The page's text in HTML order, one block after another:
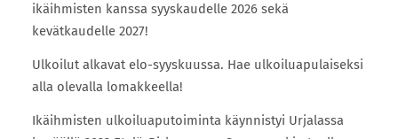
ikäihmisten kanssa syyskaudelle 2026 sekä
kevätkaudelle 2027!
Ulkoilut alkavat elo-syyskuussa. Hae ulkoiluapulaiseksi
alla olevalla lomakkeella!
Ikäihmisten ulkoiluaputoiminta käynnistyi Urjalassa